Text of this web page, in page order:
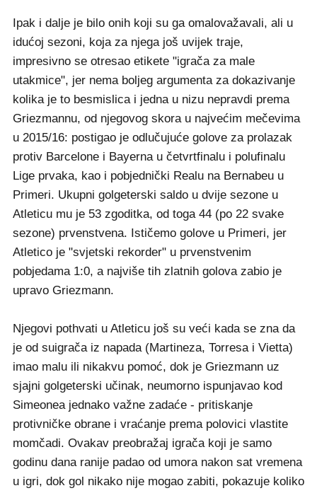
Ipak i dalje je bilo onih koji su ga omalovažavali, ali u
idućoj sezoni, koja za njega još uvijek traje,
impresivno se otresao etikete "igrača za male
utakmice", jer nema boljeg argumenta za dokazivanje
kolika je to besmislica i jedna u nizu nepravdi prema
Griezmannu, od njegovog skora u najvećim mečevima
u 2015/16: postigao je odlučujuće golove za prolazak
protiv Barcelone i Bayerna u četvrtfinalu i polufinalu
Lige prvaka, kao i pobjednički Realu na Bernabeu u
Primeri. Ukupni golgeterski saldo u dvije sezone u
Atleticu mu je 53 zgoditka, od toga 44 (po 22 svake
sezone) prvenstvena. Ističemo golove u Primeri, jer
Atletico je "svjetski rekorder" u prvenstvenim
pobjedama 1:0, a najviše tih zlatnih golova zabio je
upravo Griezmann.
Njegovi pothvati u Atleticu još su veći kada se zna da
je od suigrača iz napada (Martineza, Torresa i Vietta)
imao malu ili nikakvu pomoć, dok je Griezmann uz
sjajni golgeterski učinak, neumorno ispunjavao kod
Simeonea jednako važne zadaće - pritiskanje
protivničke obrane i vraćanje prema polovici vlastite
momčadi. Ovakav preobražaj igrača koji je samo
godinu dana ranije padao od umora nakon sat vremena
u igri, dok gol nikako nije mogao zabiti, pokazuje koliko